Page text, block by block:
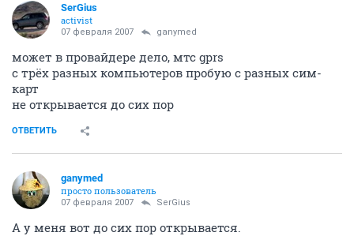
SerGius
activist
07 февраля 2007 ganymed
может в провайдере дело, мтс gprs
с трёх разных компьютеров пробую с разных сим-
карт
не открывается до сих пор
ОТВЕТИТЬ
ganymed
просто пользователь
07 февраля 2007 SerGius
А у меня вот до сих пор открывается.